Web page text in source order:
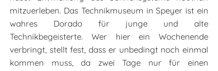
mitzuerleben. Das Technikmuseum in Speyer ist ein
wahres Dorado für junge und alte
Technikbegeisterte. Wer hier ein Wochenende
verbringt, stellt fest, dass er unbedingt noch einmal
kommen muss, da zwei Tage nur für einen